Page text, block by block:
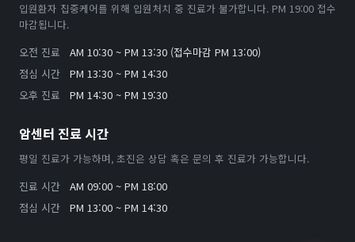
입원환자 집중케어를 위해 입원처치 중 진료가 불가합니다. PM 19:00 접수
마감됩니다.
오전 진료
AM 10:30 ~ PM 13:30 (접수마감 PM 13:00)
점심 시간
PM 13:30 ~ PM 14:30
오후 진료
PM 14:30 ~ PM 19:30
암센터 진료 시간
평일 진료가 가능하며, 초진은 상담 혹은 문의 후 진료가 가능합니다.
진료 시간
AM 09:00 ~ PM 18:00
점심 시간
PM 13:00 ~ PM 14:30